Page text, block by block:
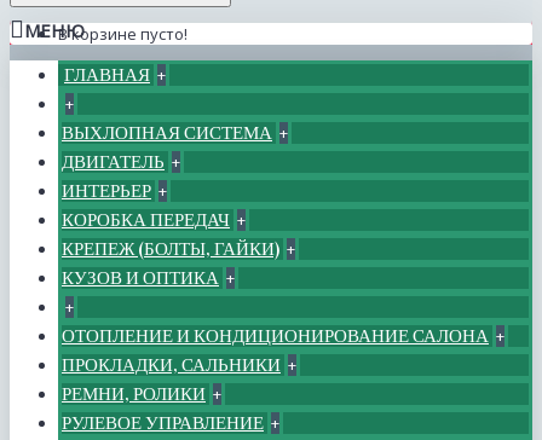
В корзине пусто!
МЕНЮ
ГЛАВНАЯ +
+
ВЫХЛОПНАЯ СИСТЕМА +
ДВИГАТЕЛЬ +
ИНТЕРЬЕР +
КОРОБКА ПЕРЕДАЧ +
КРЕПЕЖ (БОЛТЫ, ГАЙКИ) +
КУЗОВ И ОПТИКА +
+
ОТОПЛЕНИЕ И КОНДИЦИОНИРОВАНИЕ САЛОНА +
ПРОКЛАДКИ, САЛЬНИКИ +
РЕМНИ, РОЛИКИ +
РУЛЕВОЕ УПРАВЛЕНИЕ +